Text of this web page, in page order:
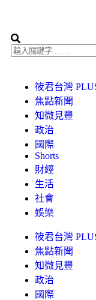
筱君台灣
焦點新聞
知微見豐
政治
國際
Shorts
財經
生活
社會
娛樂
筱君台灣
焦點新聞
知微見豐
政治
國際